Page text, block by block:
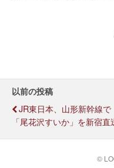
以前の投稿
JR東日本、山形新幹線で
「尾花沢すいか」を新宿直
©